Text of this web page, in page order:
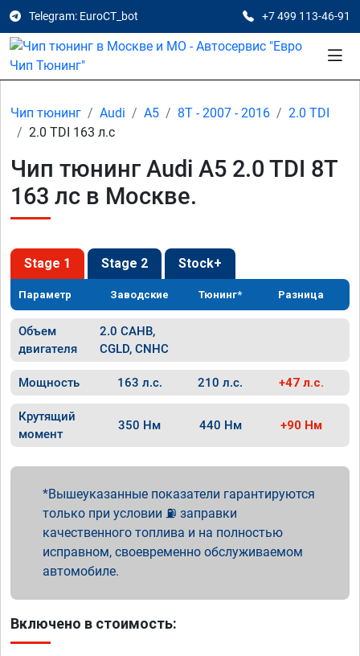
Telegram: EuroCT_bot +7 499 113-46-91
Чип тюнинг Audi A5 8T - 2007 - 2016
2.0 TDI
2.0 TDI 163 л.с
Чип тюнинг Audi A5 2.0 TDI 8T
163 лс в Москве.
Stage 1 Stage 2 Stock+
Параметр Заводские Тюнинг* Разница
Объем
двигателя
2.0 CAHB,
CGLD, CNHC
Мощность 163 л.с. 210 л.с. +47 л.с.
Крутящий
момент
350 Нм 440 Нм +90 Нм
Вышеуказанные показатели гарантируются
только при условии ⛽ заправки
качественного топлива и на полностью
исправном, своевременно обслуживаемом
автомобиле.
Включено в стоимость: